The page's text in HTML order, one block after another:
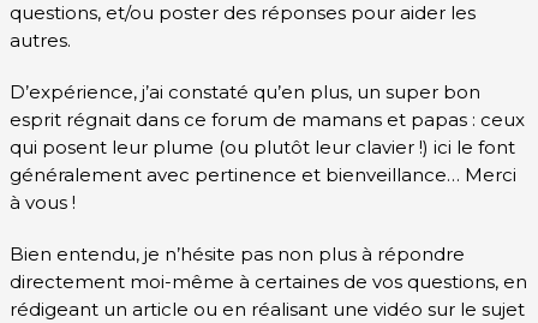
questions, et/ou poster des réponses pour aider les
autres.
D’expérience, j’ai constaté qu’en plus, un super bon
esprit régnait dans ce forum de mamans et papas : ceux
qui posent leur plume (ou plutôt leur clavier !) ici le font
généralement avec pertinence et bienveillance… Merci
à vous !
Bien entendu, je n’hésite pas non plus à répondre
directement moi-même à certaines de vos questions, en
rédigeant un article ou en réalisant une vidéo sur le sujet